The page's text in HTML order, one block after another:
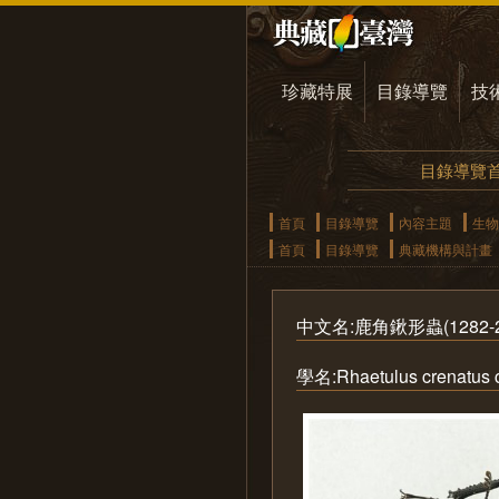
珍藏特展 目錄導覽 技
目錄導覽
首頁 目錄導覽 內容主題
生物
首頁
目錄導覽 典藏機構與計畫
中文名:鹿角鍬形蟲
學名:Rhaetulus crenatus